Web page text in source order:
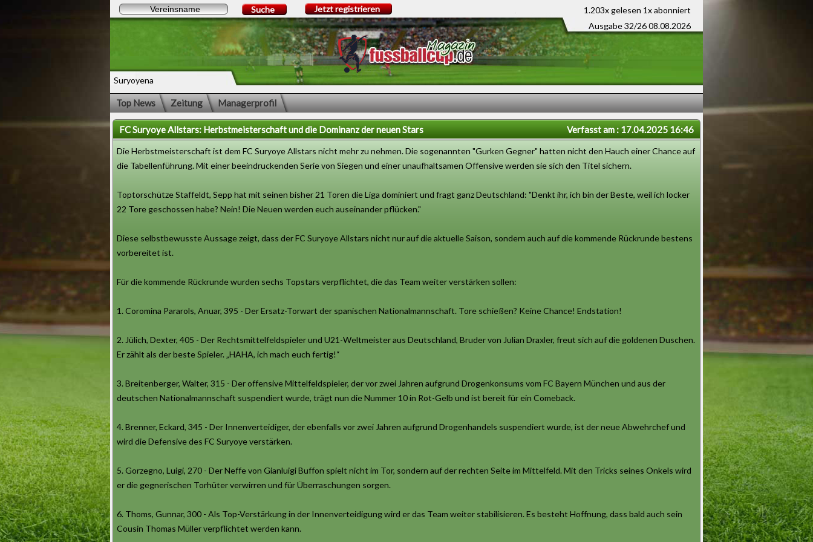
1.203x gelesen 1x abonniert
Ausgabe 32/26 08.08.2026
Suryoyena
Suche Jetzt registrieren
Top News Zeitung Managerprofil
FC Suryoye Allstars: Herbstmeisterschaft und die Dominanz der neuen Stars Verfasst am : 17.04.2025 16:46
Die Herbstmeisterschaft ist dem FC Suryoye Allstars nicht mehr zu nehmen. Die sogenannten "Gurken Gegner" hatten nicht den Hauch einer Chance auf
die Tabellenführung. Mit einer beeindruckenden Serie von Siegen und einer unaufhaltsamen Offensive werden sie sich den Titel sichern.
Toptorschütze Staffeldt, Sepp hat mit seinen bisher 21 Toren die Liga dominiert und fragt ganz Deutschland: "Denkt ihr, ich bin der Beste, weil ich locker
22 Tore geschossen habe? Nein! Die Neuen werden euch auseinander pflücken."
Diese selbstbewusste Aussage zeigt, dass der FC Suryoye Allstars nicht nur auf die aktuelle Saison, sondern auch auf die kommende Rückrunde bestens
vorbereitet ist.
Für die kommende Rückrunde wurden sechs Topstars verpflichtet, die das Team weiter verstärken sollen:
1. Coromina Pararols, Anuar, 395 - Der Ersatz-Torwart der spanischen Nationalmannschaft. Tore schießen? Keine Chance! Endstation!
2. Jülich, Dexter, 405 - Der Rechtsmittelfeldspieler und U21-Weltmeister aus Deutschland, Bruder von Julian Draxler, freut sich auf die goldenen Duschen.
Er zählt als der beste Spieler. „HAHA, ich mach euch fertig!“
3. Breitenberger, Walter, 315 - Der offensive Mittelfeldspieler, der vor zwei Jahren aufgrund Drogenkonsums vom FC Bayern München und aus der
deutschen Nationalmannschaft suspendiert wurde, trägt nun die Nummer 10 in Rot-Gelb und ist bereit für ein Comeback.
4. Brenner, Eckard, 345 - Der Innenverteidiger, der ebenfalls vor zwei Jahren aufgrund Drogenhandels suspendiert wurde, ist der neue Abwehrchef und
wird die Defensive des FC Suryoye verstärken.
5. Gorzegno, Luigi, 270 - Der Neffe von Gianluigi Buffon spielt nicht im Tor, sondern auf der rechten Seite im Mittelfeld. Mit den Tricks seines Onkels wird
er die gegnerischen Torhüter verwirren und für Überraschungen sorgen.
6. Thoms, Gunnar, 300 - Als Top-Verstärkung in der Innenverteidigung wird er das Team weiter stabilisieren. Es besteht Hoffnung, dass bald auch sein
Cousin Thomas Müller verpflichtet werden kann.